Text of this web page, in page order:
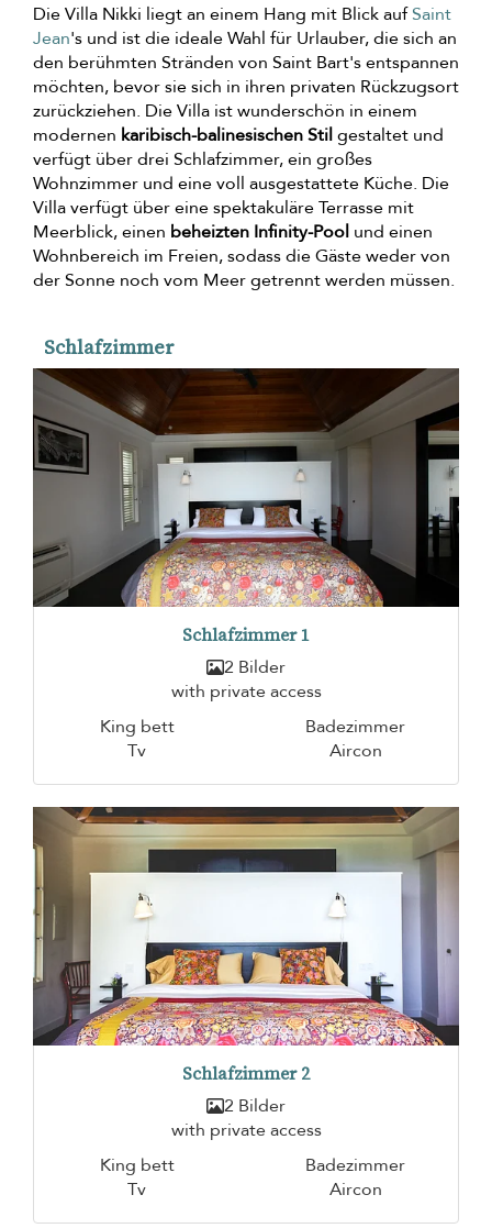
Die Villa Nikki liegt an einem Hang mit Blick aufSaint
Jean's und ist die ideale Wahl für Urlauber, die sich an
den berühmten Stränden von Saint Bart's entspannen
möchten, bevor sie sich in ihren privaten Rückzugsort
zurückziehen. Die Villa ist wunderschön in einem
modernen karibisch-balinesischen Stilgestaltet und
verfügt über drei Schlafzimmer, ein großes
Wohnzimmer und eine voll ausgestattete Küche. Die
Villa verfügt über eine spektakuläre Terrasse mit
Meerblick, einen beheizten Infinity-Pool und einen
Wohnbereich im Freien, sodass die Gäste weder von
der Sonne noch vom Meer getrennt werden müssen.
Schlafzimmer
Schlafzimmer 1
2 Bilder
with private access
King bett
Badezimmer
Tv
Aircon
Schlafzimmer 2
2 Bilder
with private access
King bett
Badezimmer
Tv
Aircon